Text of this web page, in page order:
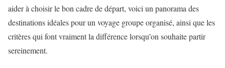
aider à choisir le bon cadre de départ, voici un panorama des
destinations idéales pour un voyage groupe organisé, ainsi que les
critères qui font vraiment la différence lorsqu’on souhaite partir
sereinement.